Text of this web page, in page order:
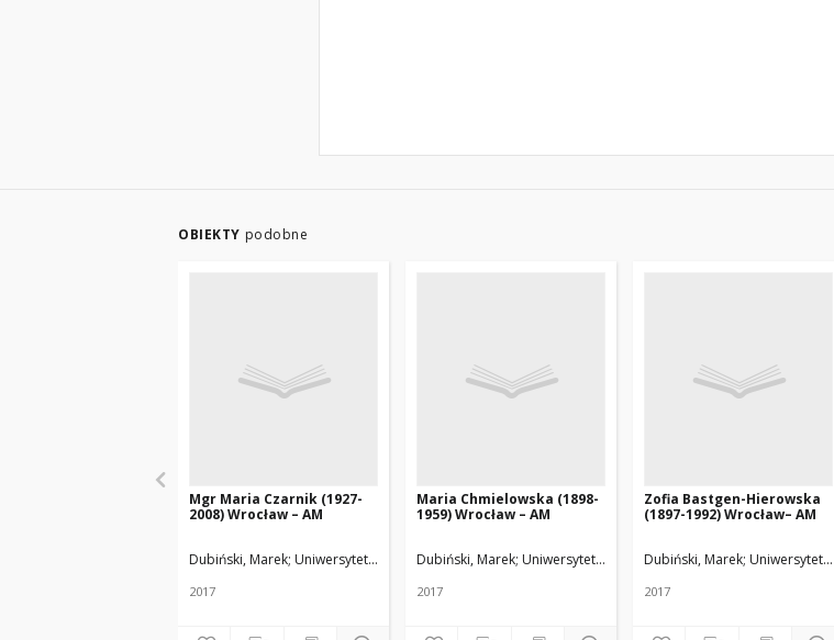
OBIEKTY podobne
Mgr Maria Czarnik (1927-
2008) Wrocław – AM
Dubiński, Marek Uniwersytet Medyczny w Łodzi
2017
Maria Chmielowska (1898-
1959) Wrocław – AM
Dubiński, Marek Uniwersytet Medyczny w Łodzi
2017
Zofia Bastgen-Hierowska
(1897-1992) Wrocław– AM
Dubiński, Marek Uniwersytet
2017